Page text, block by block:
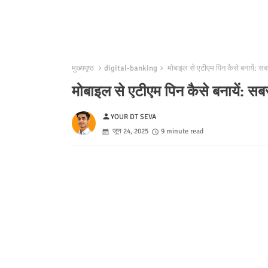
मुख्यपृष्ठ digital-banking मोबाइल से एटीएम पिन कैसे बनायें:
मोबाइल से एटीएम पिन कैसे बनायें:
personYOUR DT SEVA
जून 24, 2025
9 minute read